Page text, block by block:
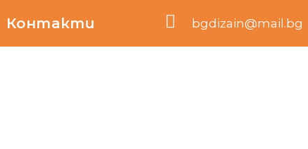
Контакти bgdizain@mail.bg